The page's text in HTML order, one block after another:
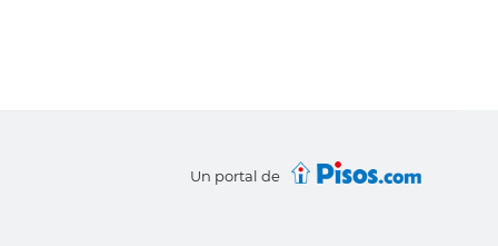
Un portal de